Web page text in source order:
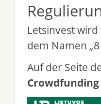
Letsinvest
dem Namen
Auf der Seite